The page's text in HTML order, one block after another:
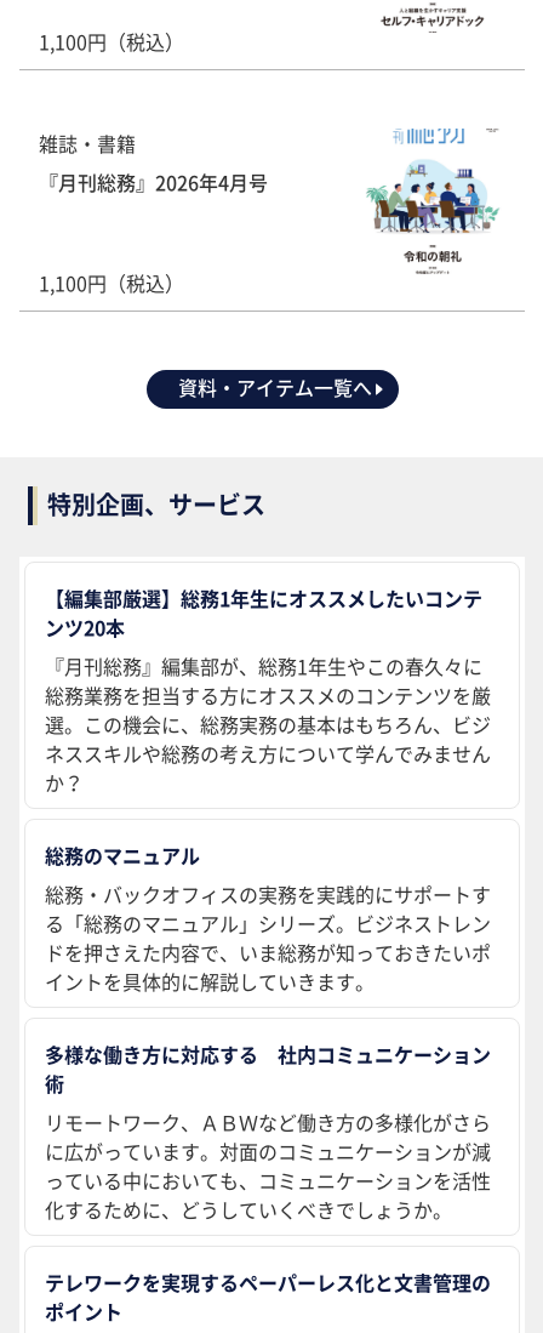
1,100円（税込）
雑誌・書籍
『月刊総務』2026年4月号
1,100円（税込）
資料・アイテム一覧へ
特別企画、サービス
【編集部厳選】総務1年生にオススメしたいコンテ
ンツ20本
『月刊総務』編集部が、総務1年生やこの春久々に
総務業務を担当する方にオススメのコンテンツを厳
選。この機会に、総務実務の基本はもちろん、ビジ
ネススキルや総務の考え方について学んでみません
か？
総務のマニュアル
総務・バックオフィスの実務を実践的にサポートす
る「総務のマニュアル」シリーズ。ビジネストレン
ドを押さえた内容で、いま総務が知っておきたいポ
イントを具体的に解説していきます。
多様な働き方に対応する 社内コミュニケーション
術
リモートワーク、ＡＢＷなど働き方の多様化がさら
に広がっています。対面のコミュニケーションが減
っている中においても、コミュニケーションを活性
化するために、どうしていくべきでしょうか。
テレワークを実現するペーパーレス化と文書管理の
ポイント